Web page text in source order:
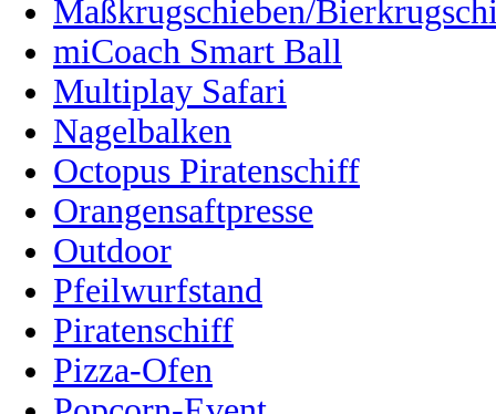
Maßkrugschieben/
miCoach Smart Ball
Multiplay Safari
Nagelbalken
Octopus Piratenschiff
Orangensaftpresse
Outdoor
Pfeilwurfstand
Piratenschiff
Pizza-Ofen